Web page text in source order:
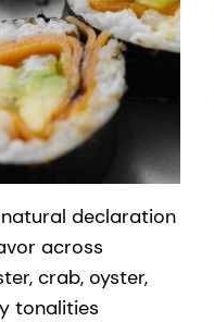
declaration
across
crab, oyster,
tonalities